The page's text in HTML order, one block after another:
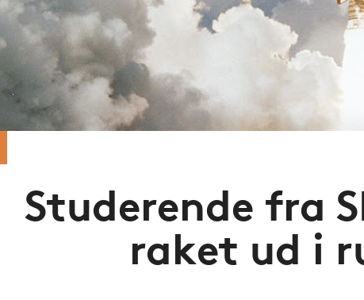
Studerende fra
raket ud i